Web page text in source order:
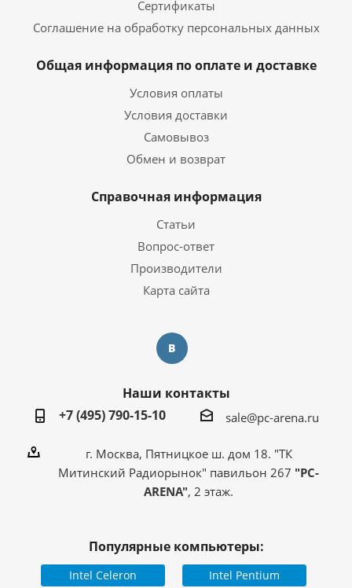
Сертификаты
Соглашение на обработку персональных данных
Общая информация по оплате и доставке
Условия оплаты
Условия доставки
Самовывоз
Обмен и возврат
Справочная информация
Статьи
Вопрос-ответ
Производители
Карта сайта
Наши контакты
+7 (495) 790-15-10
sale@pc-arena.ru
г. Москва, Пятницкое ш. дом 18. "ТК
Митинский Радиорынок" павильон 267 "PC-
ARENA", 2 этаж.
Популярные компьютеры:
Intel Celeron Intel Pentium